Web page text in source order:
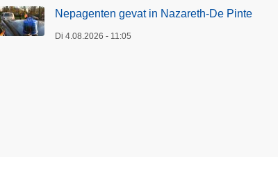
Nepagenten gevat in Nazareth-De Pinte
Di 4.08.2026 - 11:05